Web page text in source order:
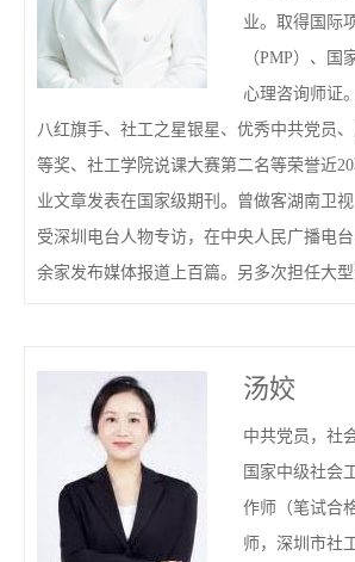
业。取得国际
（PMP）、国
心理咨询师证
八红旗手、社工之星银星、优秀中共党员
等奖、社工学院说课大赛第二名等荣誉近
业文章发表在国家级期刊。曾做客湖南卫
受深圳电台人物专访，在中央人民广播电
余家发布媒体报道上百篇。另多次担任大型
汤姣
中共党员，社
国家中级社会
作师（笔试合
师，深圳市社